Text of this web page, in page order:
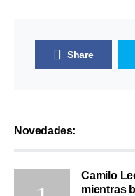
Share
Novedades:
Camilo
mientras